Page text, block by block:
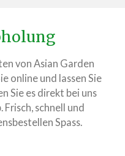
von Asian Garden
online und lassen Sie
Sie es direkt bei uns
schnell und
Spass.